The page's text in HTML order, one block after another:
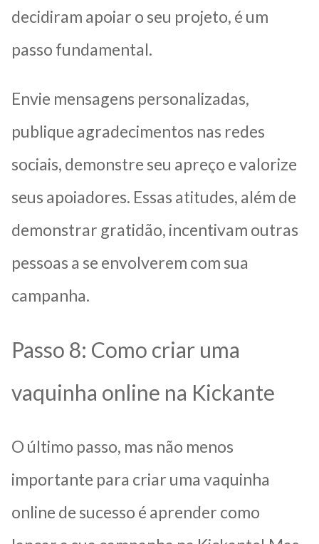
decidiram apoiar o seu projeto, é um
passo fundamental.
Envie mensagens personalizadas,
publique agradecimentos nas redes
sociais, demonstre seu apreço e valorize
seus apoiadores. Essas atitudes, além de
demonstrar gratidão, incentivam outras
pessoas a se envolverem com sua
campanha.
Passo 8: Como criar uma
vaquinha online na Kickante
O último passo, mas não menos
importante para criar uma vaquinha
online de sucesso é aprender como